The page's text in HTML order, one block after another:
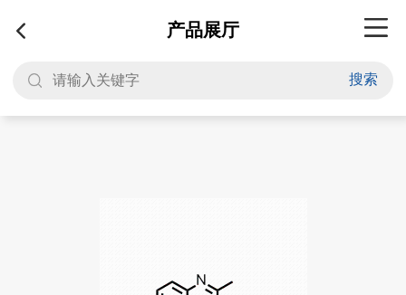
产品展厅
搜索